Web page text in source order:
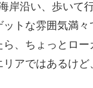
沿い、歩いて
ットな雰囲気満
、ちょっとロー
アではあるけ